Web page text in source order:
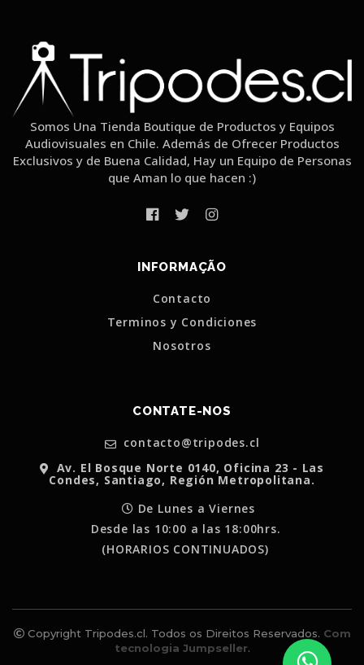
Somos Una Tienda Boutique de Productos y Equipos
Audiovisuales en Chile. Además de Ofrecer Productos
Exclusivos y de Buena Calidad, Hay un Equipo de Personas
que Aman lo que hacen :)
INFORMAÇÃO
Contacto
Terminos y Condiciones
Nosotros
CONTATE-NOS
contacto@tripodes.cl
Av. El Bosque Norte 0140, Oficina 23 - Las
Condes, Santiago, Región Metropolitana.
De Lunes a Viernes
Desde las 10:00 a las 18:00hrs.
(HORARIOS CONTINUADOS)
Copyright Tripodes.cl. Todos os Direitos Reservados. Com
tecnologia Jumpseller.